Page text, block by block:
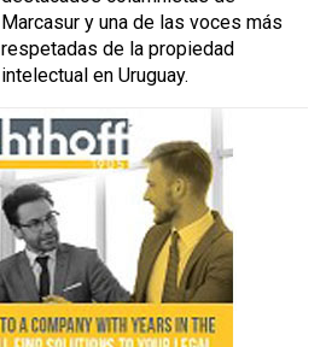
Marcasur y una de las voces más
respetadas de la propiedad
intelectual en Uruguay.